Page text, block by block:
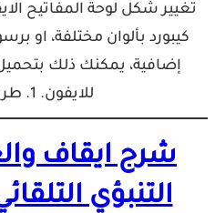
تغيير شكل لوحة المفاتيح
كيبورد بألوان مختلفة، او
إضافية، يمكنك ذلك
للايفون. 1. طريقة تغيير…
شرح ايقاف
التنبؤي